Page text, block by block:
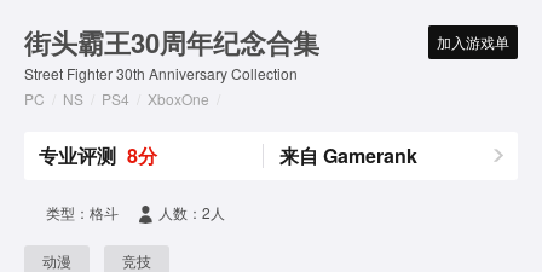
街头霸王30周年纪念合集
Street Fighter 30th Anniversary Collection
PC
NS PS4 XboxOne
加入游戏单
专业评测 8分 来自 Gamerank
类型：格斗 人数：2人
动漫 竞技